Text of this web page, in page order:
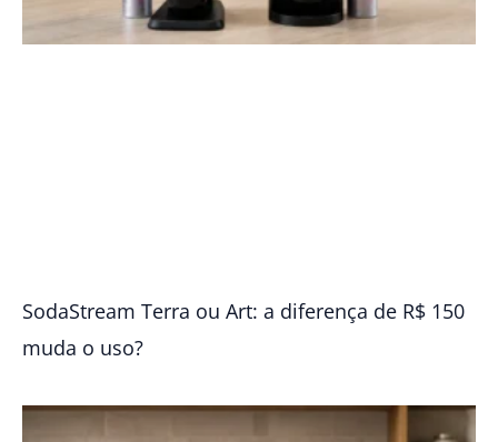
SodaStream Terra ou Art: a diferença de R$ 150
muda o uso?